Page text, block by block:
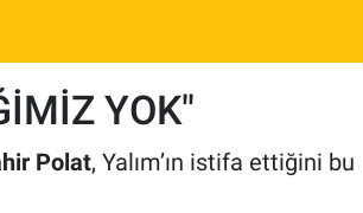
YOK"
Polat, Yalım’ın istifa ettiğini bu